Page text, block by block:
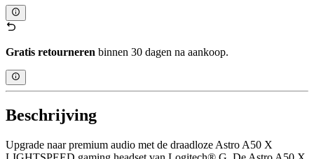
Gratis retourneren binnen 30 dagen na aankoop.
Beschrijving
Upgrade naar premium audio met de draadloze Astro A50 X